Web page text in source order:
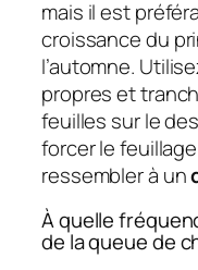
mais il est
croissance du
l’automne.
propres et
feuilles sur le
forcer le
ressembler à un
À quelle
de la queue de